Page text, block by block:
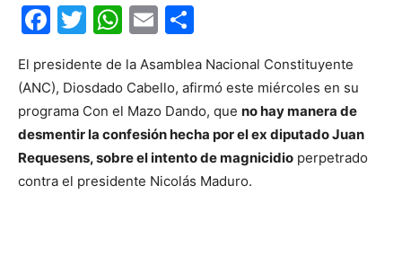
Facebook
Twitter
WhatsApp
Email
El presidente de la Asamblea Nacional Constituyente
(ANC), Diosdado Cabello, afirmó este miércoles en su
programa Con el Mazo Dando, que no hay manera de
desmentir la confesión hecha por el ex diputado Juan
Requesens, sobre el intento de magnicidio perpetrado
contra el presidente Nicolás Maduro.